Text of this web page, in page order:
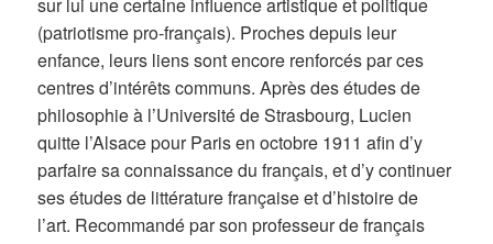
(patriotisme pro-français). Proches depuis leur
enfance, leurs liens sont encore renforcés par ces
centres d’intérêts communs. Après des études de
philosophie à l’Université de Strasbourg, Lucien
quitte l’Alsace pour Paris en octobre 1911 afin d’y
parfaire sa connaissance du français, et d’y continuer
ses études de littérature française et d’histoire de
l’art. Recommandé par son professeur de français